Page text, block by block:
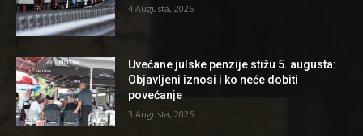
4 Augusta, 2026
Uvećane julske penzije stižu 5. augusta:
Objavljeni iznosi i ko neće dobiti
povećanje
3 Augusta, 2026